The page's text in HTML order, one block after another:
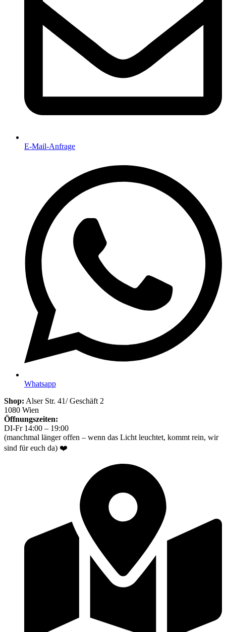
E-Mail-Anfrage
Whatsapp
Shop: Alser Str. 41/ Geschäft 2
1080 Wien
Öffnungszeiten:
DI-Fr 14:00 – 19:00
(manchmal länger offen – wenn das Licht leuchtet, kommt rein, wir
sind für euch da) ❤️